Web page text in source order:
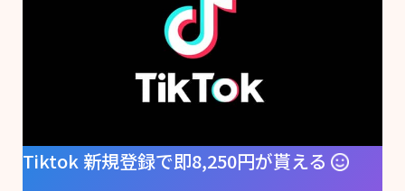
Tiktok 新規登録で即8,250円が貰える